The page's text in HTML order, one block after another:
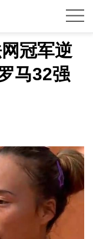
冠军逆
马32强